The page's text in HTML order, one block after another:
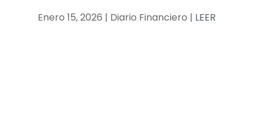
Enero 15, 2026 | Diario Financiero | LEER